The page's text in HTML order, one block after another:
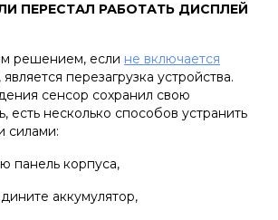
ПЕРЕСТАЛ РАБОТАТЬ ДИСПЛЕЙ
решением, если не включается
является перезагрузка устройства.
сенсор сохранил свою
есть несколько способов устранить
силами:
панель корпуса,
аккумулятор,